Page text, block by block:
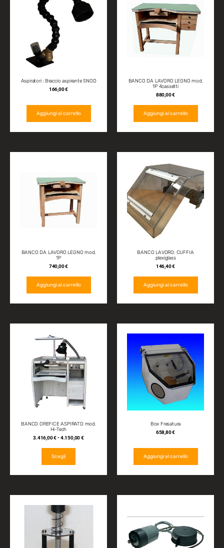
Aspiratori : Braccio aspirante SNOD
166,00€
Aggiungi al carrello
BANCO DA LAVORO LEGNO mod.
1P 4cassetti
880,00€
Aggiungi al carrello
BANCO DA LAVORO LEGNO mod.
1P
740,00€
Aggiungi al carrello
BANCO LAVORO: CUFFIA
plexiglass
146,40€
Aggiungi al carrello
BANCO OREFICE ASPIRATO mod.
Hi-Tech
3.416,00€-4.150,00€
Scegli
Box Fresatura
658,80€
Aggiungi al carrello